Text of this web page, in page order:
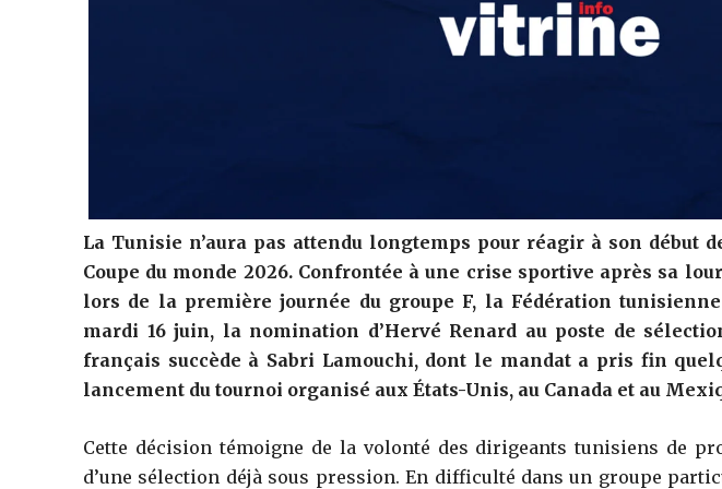
La Tunisie n’aura pas attendu longtemps pour réagir à son début
Coupe du monde 2026. Confrontée à une crise sportive après sa
lors de la première journée du groupe F, la Fédération
mardi 16 juin, la nomination d’Hervé Renard au poste de
français succède à Sabri Lamouchi, dont le mandat a pris fin
lancement du tournoi organisé aux États-Unis, au Canada et au
Cette décision témoigne de la volonté des dirigeants tunisiens de
d’une sélection déjà sous pression. En difficulté dans un groupe